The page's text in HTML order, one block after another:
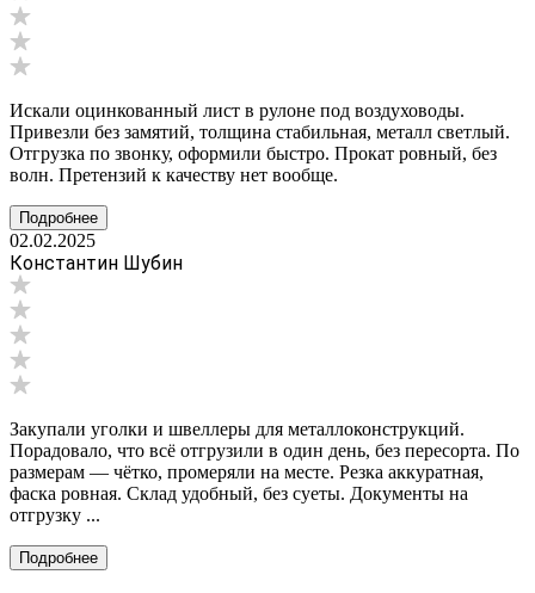
Искали оцинкованный лист в рулоне под воздуховоды.
Привезли без замятий, толщина стабильная, металл светлый.
Отгрузка по звонку, оформили быстро. Прокат ровный, без
волн. Претензий к качеству нет вообще.
Подробнее
02.02.2025
Константин Шубин
Закупали уголки и швеллеры для металлоконструкций.
Порадовало, что всё отгрузили в один день, без пересорта. По
размерам — чётко, промеряли на месте. Резка аккуратная,
фаска ровная. Склад удобный, без суеты. Документы на
отгрузку ...
Подробнее